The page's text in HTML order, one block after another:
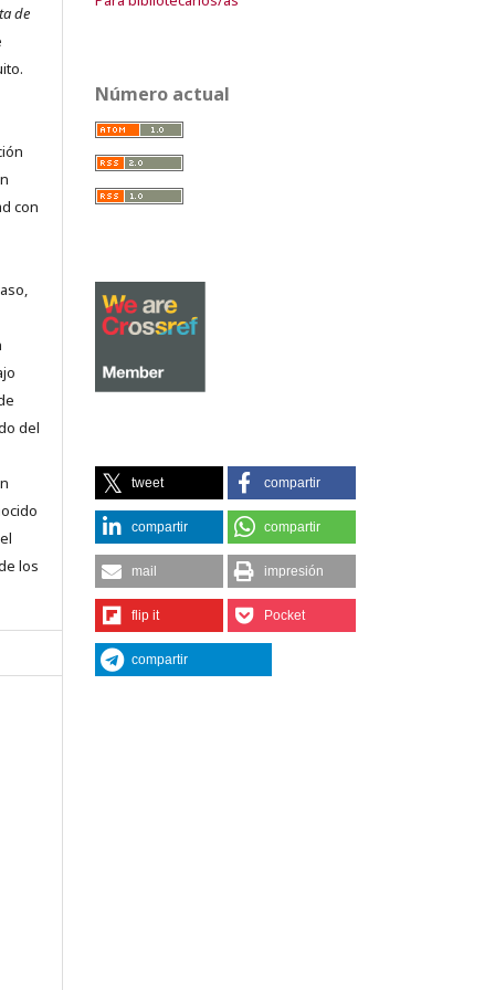
de
con
del
los
Número actual
tweet compartir
compartir compartir
mail impresión
flip it Pocket
compartir